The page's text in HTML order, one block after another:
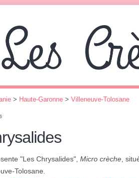
> Haute-Garonne > Villeneuve-Tolosane
"Les Chrysalides", Micro crèche ,
Tolosane.